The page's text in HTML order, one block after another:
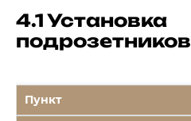
4.1 Установка
подрозетников